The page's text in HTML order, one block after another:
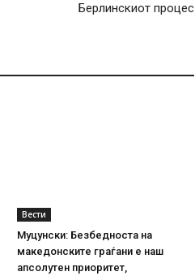
Берлинскиот процес
Вести
Муцунски: Безбедноста на
македонските граѓани е наш
апсолутен приоритет,